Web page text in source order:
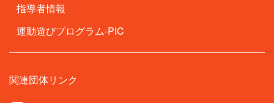
指導者情報
運動遊びプログラム-PIC
関連団体リンク